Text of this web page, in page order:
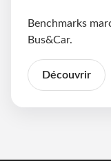
Benchmarks
Bus&Car.
Découvrir